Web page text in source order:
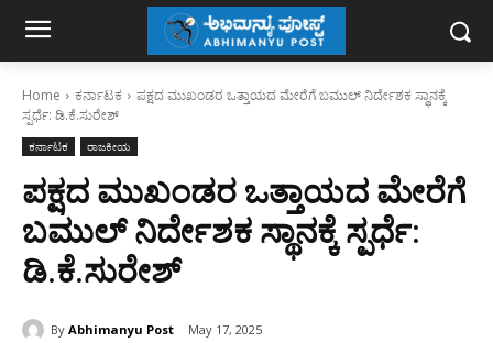
Home ಕರ್ನಾಟಕ
ಪಕ್ಷದ ಮುಖಂಡರ ಒತ್ತಾಯದ ಮೇರೆಗೆ ಬಮುಲ್ ನಿರ್ದೇಶಕ ಸ್ಥಾನಕ್ಕೆ
ಸ್ಪರ್ಧೆ: ಡಿ.ಕೆ.ಸುರೇಶ್
ಕರ್ನಾಟಕ ರಾಜಕೀಯ
ಪಕ್ಷದ ಮುಖಂಡರ ಒತ್ತಾಯದ ಮೇರೆಗೆ
ಬಮುಲ್ ನಿರ್ದೇಶಕ ಸ್ಥಾನಕ್ಕೆ ಸ್ಪರ್ಧೆ:
ಡಿ.ಕೆ.ಸುರೇಶ್
By Abhimanyu Post May 17, 2025